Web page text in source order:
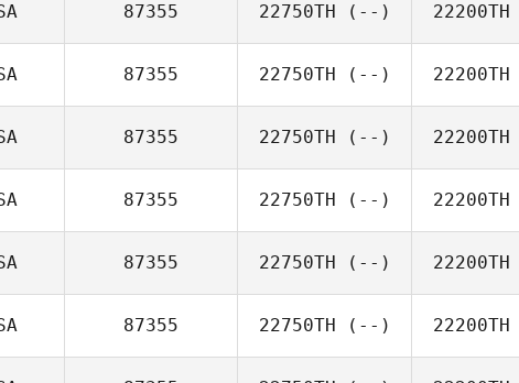
87355 22750TH (--) 22200TH
87355 22750TH (--) 22200TH
87355 22750TH (--) 22200TH
87355 22750TH (--) 22200TH
87355 22750TH (--) 22200TH
87355 22750TH (--) 22200TH